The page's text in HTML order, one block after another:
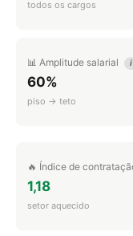
todos os cargos
📊 Amplitude salarial i
60%
piso → teto
🔥 Índice de
1,18
setor aquecido